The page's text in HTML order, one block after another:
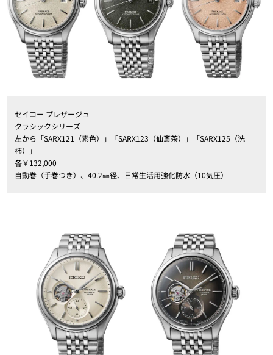
セイコー プレザージュ
クラシックシリーズ
左から「SARX121（素色）」「SARX123（仙斎茶）」「SARX125（洗
柿）」
各￥132,000
自動巻（手巻つき）、40.2㎜径、日常生活用強化防水（10気圧）